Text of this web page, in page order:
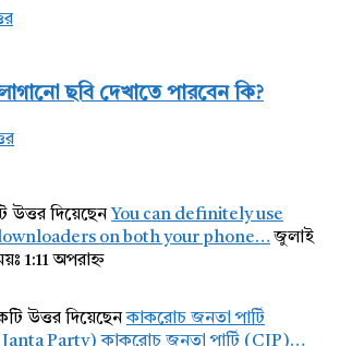
ছবি দেখাতে পারবেন কি?
উত্তর দিয়েছেন You can definitely use
on both your phone… জুলাই
1:11 অপরাহ্ন
উত্তর দিয়েছেনকাকরোচ জনতা পার্টি
Party) কাকরোচ জনতা পার্টি (CJP)…